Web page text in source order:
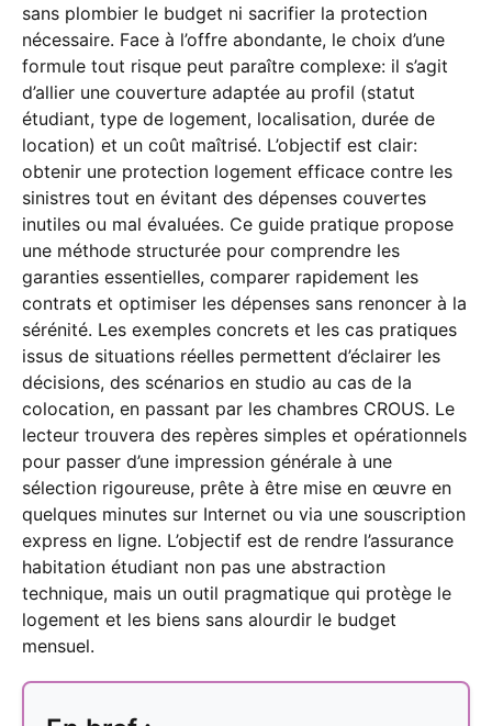
sans plombier le budget ni sacrifier la protection
nécessaire. Face à l’offre abondante, le choix d’une
formule tout risque peut paraître complexe: il s’agit
d’allier une couverture adaptée au profil (statut
étudiant, type de logement, localisation, durée de
location) et un coût maîtrisé. L’objectif est clair:
obtenir une protection logement efficace contre les
sinistres tout en évitant des dépenses couvertes
inutiles ou mal évaluées. Ce guide pratique propose
une méthode structurée pour comprendre les
garanties essentielles, comparer rapidement les
contrats et optimiser les dépenses sans renoncer à la
sérénité. Les exemples concrets et les cas pratiques
issus de situations réelles permettent d’éclairer les
décisions, des scénarios en studio au cas de la
colocation, en passant par les chambres CROUS. Le
lecteur trouvera des repères simples et opérationnels
pour passer d’une impression générale à une
sélection rigoureuse, prête à être mise en œuvre en
quelques minutes sur Internet ou via une souscription
express en ligne. L’objectif est de rendre l’assurance
habitation étudiant non pas une abstraction
technique, mais un outil pragmatique qui protège le
logement et les biens sans alourdir le budget
mensuel.